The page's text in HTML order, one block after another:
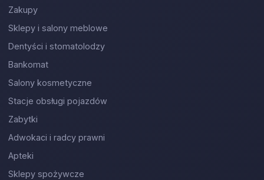
Zakupy
Sklepy i salony meblowe
Dentyści i stomatolodzy
Bankomat
Salony kosmetyczne
Stacje obsługi pojazdów
Zabytki
Adwokaci i radcy prawni
Apteki
Sklepy spożywcze